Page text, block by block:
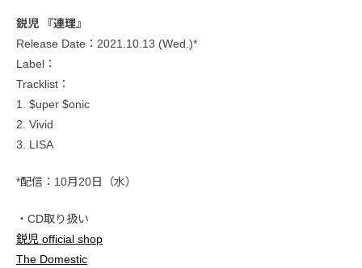
鋭児 『連理』
Release Date：2021.10.13 (Wed.)*
Label：
Tracklist：
1. $uper $onic
2. Vivid
3. LISA
*配信：10月20日（水）
・CD取り扱い
鋭児 official shop
The Domestic